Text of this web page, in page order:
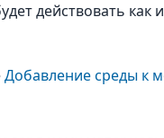
действовать
Добавление среды к